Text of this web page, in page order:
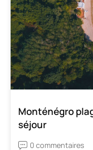
Monténégro
séjour
0 commentaires